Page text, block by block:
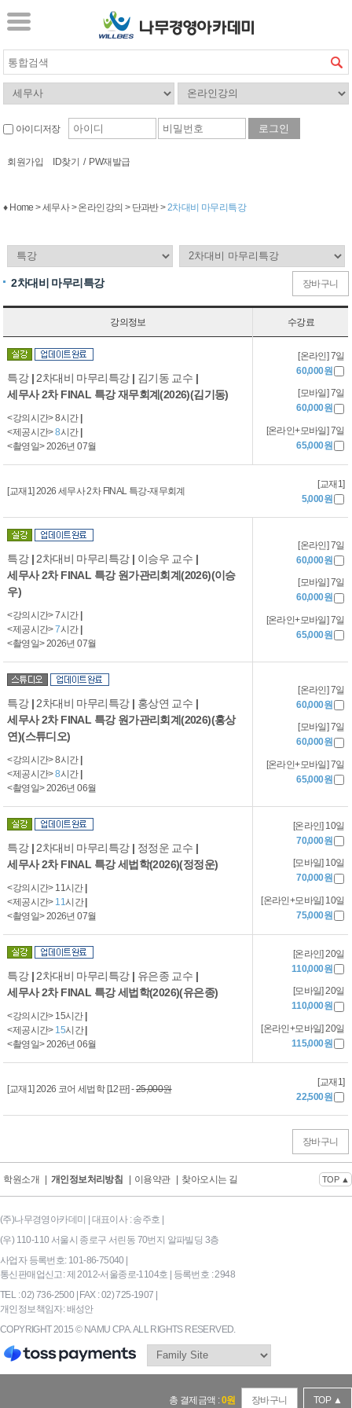
아이디저장
회원가입 ID찾기 / PW재발급
♦ Home > 세무사 > 온라인강의 > 단과반 >2차대비 마무리특강
2차대비 마무리특강 장바구니
강의정보 수강료
특강 | 2차대비 마무리특강 | 김기동 교수 |
세무사 2차 FINAL 특강 재무회계(2026)(김기동)
<강의시간> 8시간
<제공시간>8시간
<촬영일> 2026년 07월
[온라인] 7일
60,000원
[모바일] 7일
60,000원
[온라인+모바일] 7일
65,000원
[교재1] 2026 세무사 2차 FINAL 특강-재무회계
[교재1]
5,000원
특강 | 2차대비 마무리특강 | 이승우 교수 |
세무사 2차 FINAL 특강 원가관리회계(2026)(이승
우)
<강의시간> 7시간
<제공시간>7시간
<촬영일> 2026년 07월
[온라인] 7일
60,000원
[모바일] 7일
60,000원
[온라인+모바일] 7일
65,000원
특강 | 2차대비 마무리특강 | 홍상연 교수 |
세무사 2차 FINAL 특강 원가관리회계(2026)(홍상
연)(스튜디오)
<강의시간> 8시간
<제공시간>8시간
<촬영일> 2026년 06월
[온라인] 7일
60,000원
[모바일] 7일
60,000원
[온라인+모바일] 7일
65,000원
특강 | 2차대비 마무리특강 | 정정운 교수 |
세무사 2차 FINAL 특강 세법학(2026)(정정운)
<강의시간> 11시간
<제공시간> 11시간
<촬영일> 2026년 07월
[온라인] 10일
70,000원
[모바일] 10일
70,000원
[온라인+모바일] 10일
75,000원
특강 | 2차대비 마무리특강 | 유은종 교수 |
세무사 2차 FINAL 특강 세법학(2026)(유은종)
<강의시간> 15시간
<제공시간> 15시간
<촬영일> 2026년 06월
[온라인] 20일
110,000원
[모바일] 20일
110,000원
[온라인+모바일] 20일
115,000원
[교재1] 2026 코어 세법학 [12판] -25,000원
[교재1]
22,500원
장바구니
총 결제금액 :0원 장바구니 TOP ▲
학원소개 개인정보처리방침 이용약관 찾아오시는 길 TOP ▲
(주)나무경영아카데미 | 대표이사 : 송주호 |
(우) 110-110 서울시 종로구 서린동 70번지 알파빌딩 3층
사업자 등록번호: 101-86-75040 |
통신판매업신고: 제 2012-서울종로-1104호 | 등록번호 : 2948
TEL : 02) 736-2500 | FAX : 02) 725-1907 |
개인정보책임자: 배성안
COPYRIGHT 2015 © NAMU CPA. ALL RIGHTS RESERVED.169|End Timer : 0.140625